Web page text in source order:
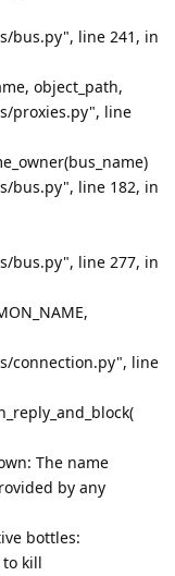
bus.py", line 241, in
object_path,
proxies.py", line
bus.py", line 182, in
bus.py", line 277, in
connection.py", line
The name
by any
bottles:
to kill